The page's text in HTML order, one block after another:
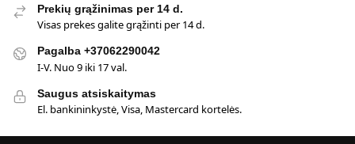
Prekių grąžinimas per 14 d.
Visas prekes galite grąžinti per 14 d.
Pagalba +37062290042
I-V. Nuo 9 iki 17 val.
Saugus atsiskaitymas
El. bankininkystė, Visa, Mastercard kortelės.